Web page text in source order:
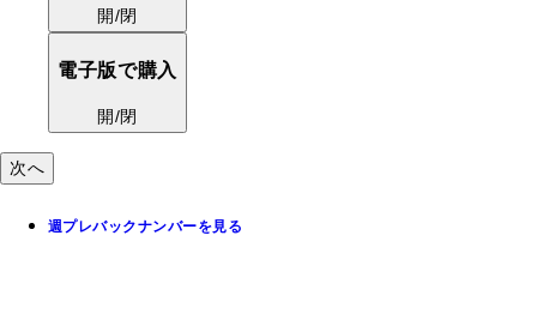
開/閉
電子版で購入
開/閉
次へ
週プレバックナンバーを見る